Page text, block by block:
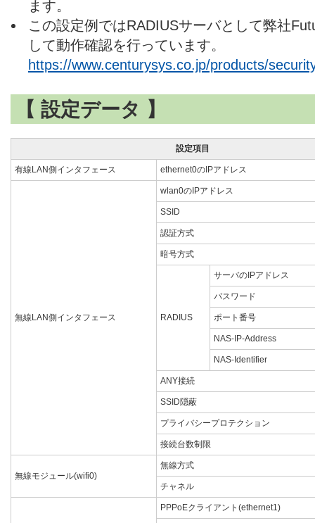
ます。
この設定例ではRADIUSサーバとして弊社
して動作確認を行っています。
https://www.centurysys.co.jp/products/
【 設定データ 】
設定項目
有線LAN側インタフェース ethernet0のIPアドレス
無線LAN側インタフェース
wlan0のIPアドレス
SSID
認証方式
暗号方式
RADIUS
サーバのIPアドレス
パスワード
ポート番号
NAS-IP-Address
NAS-Identifier
ANY接続
SSID隠蔽
プライバシープロテクション
接続台数制限
無線モジュール(wifi0)
無線方式
チャネル
PPPoEクライアント(ethernet1)